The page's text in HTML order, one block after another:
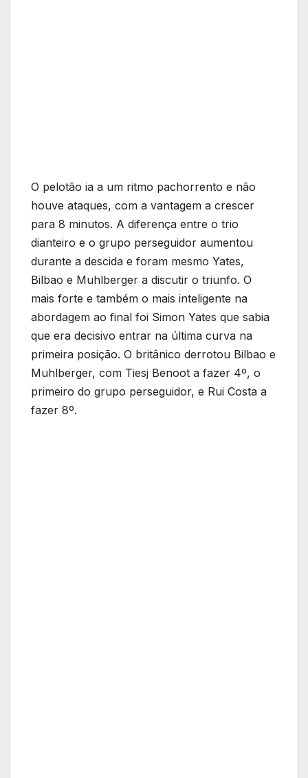
O pelotão ia a um ritmo pachorrento e não
houve ataques, com a vantagem a crescer
para 8 minutos. A diferença entre o trio
dianteiro e o grupo perseguidor aumentou
durante a descida e foram mesmo Yates,
Bilbao e Muhlberger a discutir o triunfo. O
mais forte e também o mais inteligente na
abordagem ao final foi Simon Yates que sabia
que era decisivo entrar na última curva na
primeira posição. O britânico derrotou Bilbao e
Muhlberger, com Tiesj Benoot a fazer 4º, o
primeiro do grupo perseguidor, e Rui Costa a
fazer 8º.